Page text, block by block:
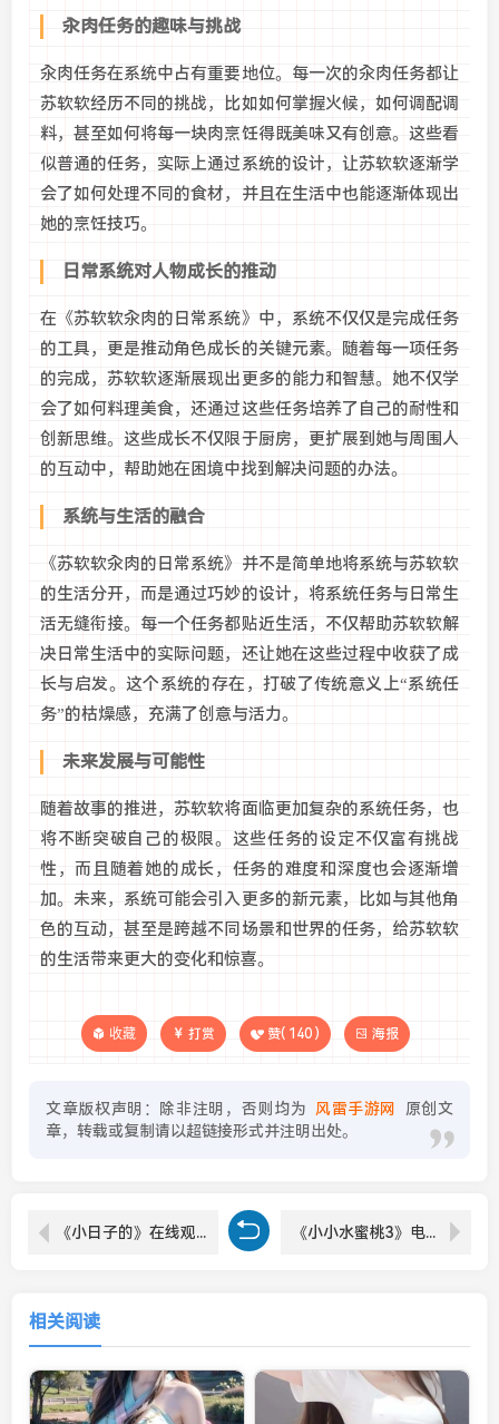
汆肉任务的趣味与挑战
汆肉任务在系统中占有重要地位。每一次的汆肉任务都让
苏软软经历不同的挑战，比如如何掌握火候，如何调配调
料，甚至如何将每一块肉烹饪得既美味又有创意。这些看
似普通的任务，实际上通过系统的设计，让苏软软逐渐学
会了如何处理不同的食材，并且在生活中也能逐渐体现出
她的烹饪技巧。
日常系统对人物成长的推动
在《苏软软汆肉的日常系统》中，系统不仅仅是完成任务
的工具，更是推动角色成长的关键元素。随着每一项任务
的完成，苏软软逐渐展现出更多的能力和智慧。她不仅学
会了如何料理美食，还通过这些任务培养了自己的耐性和
创新思维。这些成长不仅限于厨房，更扩展到她与周围人
的互动中，帮助她在困境中找到解决问题的办法。
系统与生活的融合
《苏软软汆肉的日常系统》并不是简单地将系统与苏软软
的生活分开，而是通过巧妙的设计，将系统任务与日常生
活无缝衔接。每一个任务都贴近生活，不仅帮助苏软软解
决日常生活中的实际问题，还让她在这些过程中收获了成
长与启发。这个系统的存在，打破了传统意义上“系统任
务”的枯燥感，充满了创意与活力。
未来发展与可能性
随着故事的推进，苏软软将面临更加复杂的系统任务，也
将不断突破自己的极限。这些任务的设定不仅富有挑战
性，而且随着她的成长，任务的难度和深度也会逐渐增
加。未来，系统可能会引入更多的新元素，比如与其他角
色的互动，甚至是跨越不同场景和世界的任务，给苏软软
的生活带来更大的变化和惊喜。
收藏 打赏 赞( 140 ) 海报
文章版权声明：除非注明，否则均为 风雷手游网
原创文
章，转载或复制请以超链接形式并注明出处。
《小日子的》在线观看免费第8集：探讨现实生活与情感的细腻展现，细看剧中人物的成长与冲突 《小小水蜜桃3》电视剧：甜蜜成长与青春励志的完美呈现
相关阅读